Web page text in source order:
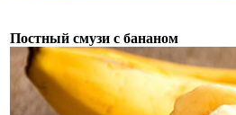
Постный смузи с бананом